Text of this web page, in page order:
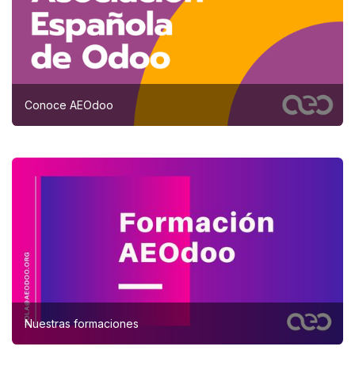
Conoce AEOdoo
Nuestras formaciones